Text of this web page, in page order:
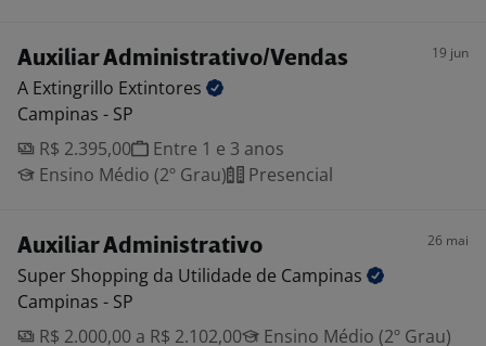
Auxiliar Administrativo/Vendas 19 jun
A Extingrillo Extintores
Campinas - SP
R$ 2.395,00
Entre 1 e 3 anos
Ensino Médio (2º Grau)
Presencial
Auxiliar Administrativo 26 mai
Super Shopping da Utilidade de Campinas
Campinas - SP
R$ 2.000,00 a R$ 2.102,00
Ensino Médio (2º Grau)